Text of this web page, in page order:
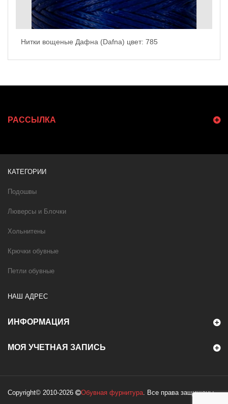
Нитки вощеные Дафна (Dafna) цвет: 785
РАССЫЛКА
КАТЕГОРИИ
Подошвы
Люверсы и Блочки
Хольнитены
Крючки обувные
Петли обувные
НАШ АДРЕС
ИНФОРМАЦИЯ
МОЯ УЧЕТНАЯ ЗАПИСЬ
Copyright© 2010-2026 Обувная фурнитура. Все права защищены